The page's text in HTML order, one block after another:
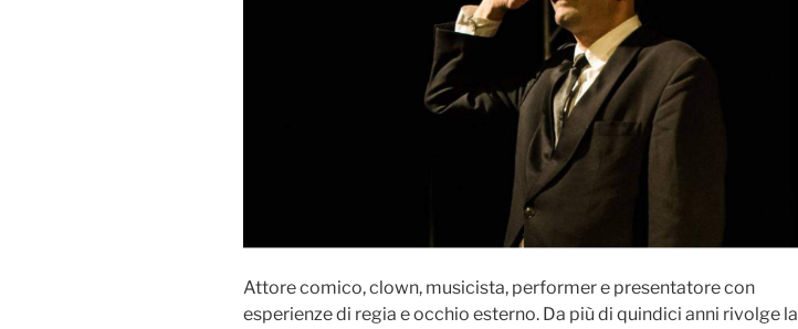
Attore comico, clown, musicista, performer e presentatore con
esperienze di regia e occhio esterno. Da più di quindici anni rivolge la